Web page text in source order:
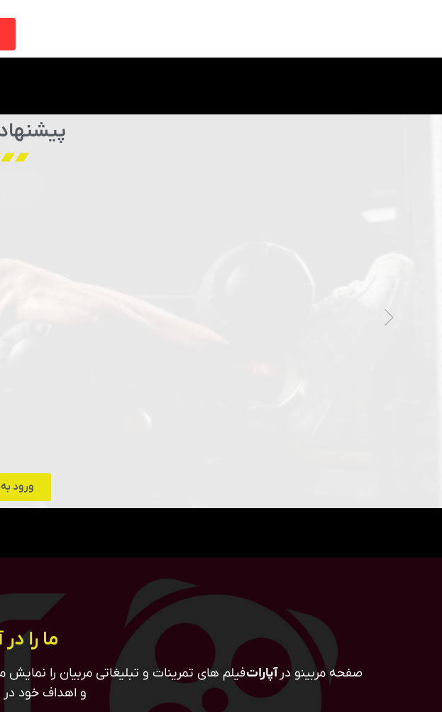
ورود
ما را
صفحه مربینو در آپاراتفیلم های تمرینات و تبلیغاتی مربیان را
و اهداف خود